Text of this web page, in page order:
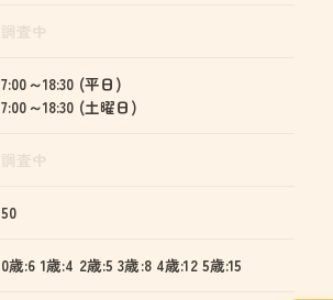
7:00～18:30 (平日)
7:00～18:30 (土曜日)
50
0歳:6 1歳:4 2歳:5 3歳:8 4歳:12 5歳:15